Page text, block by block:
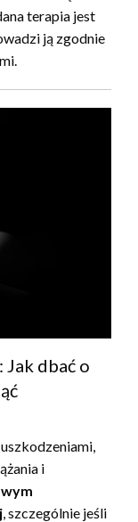
terapia jest
ją zgodnie
dbać o
i
, szczególnie jeśli